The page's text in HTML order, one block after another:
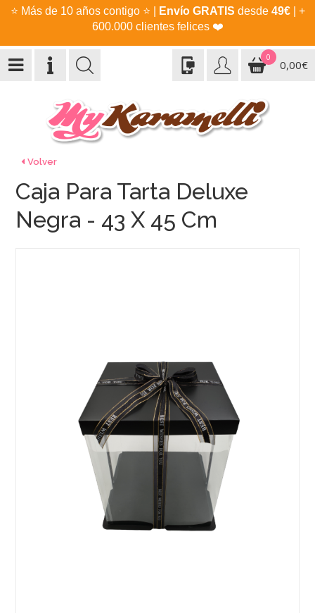
⭐ Más de 10 años contigo ⭐ Envío GRATIS desde 49€| +
600.000 clientes felices ❤️
0
0,00€
Volver
Caja Para Tarta Deluxe
Negra - 43 X 45 Cm